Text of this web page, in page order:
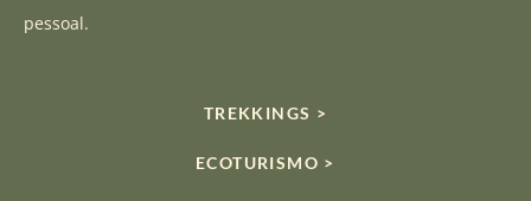
pessoal.
TREKKINGS >
ECOTURISMO >